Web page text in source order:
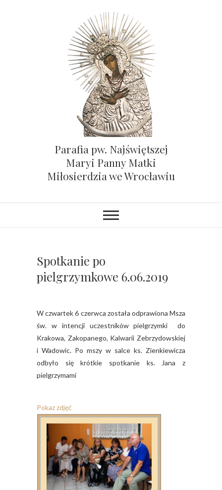
Parafia pw. Najświętszej
Maryi Panny Matki
Miłosierdzia we Wrocławiu
Spotkanie po
pielgrzymkowe 6.06.2019
W czwartek 6 czerwca została odprawiona Msza
św. w intencji uczestników pielgrzymki do
Krakowa, Zakopanego, Kalwarii Zebrzydowskiej
i Wadowic. Po mszy w salce ks. Zienkiewicza
odbyło się krótkie spotkanie ks. Jana z
pielgrzymami
Pokaz zdjęć